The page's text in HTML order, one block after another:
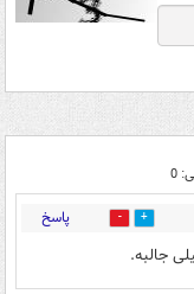
0
0 پاسخ
جالبه.